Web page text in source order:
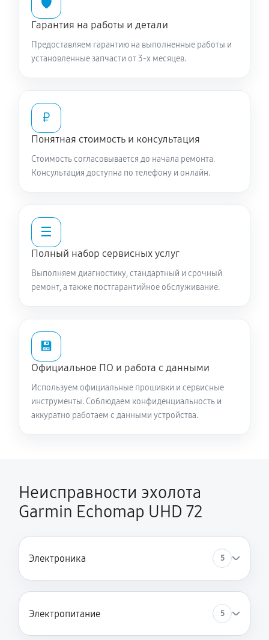
🛡️
Гарантия на работы и детали
Предоставляем гарантию на выполненные работы и
установленные запчасти от 3-х месяцев.
₽
Понятная стоимость и консультация
Стоимость согласовывается до начала ремонта.
Консультация доступна по телефону и онлайн.
☰
Полный набор сервисных услуг
Выполняем диагностику, стандартный и срочный
ремонт, а также постгарантийное обслуживание.
💾
Официальное ПО и работа с данными
Используем официальные прошивки и сервисные
инструменты. Соблюдаем конфиденциальность и
аккуратно работаем с данными устройства.
Неисправности эхолота
Garmin Echomap UHD 72
Электроника 5
Электропитание 5